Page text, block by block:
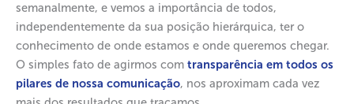
semanalmente, e vemos a importância de todos,
independentemente da sua posição hierárquica, ter o
conhecimento de onde estamos e onde queremos chegar.
O simples fato de agirmos com transparência em todos os
pilares de nossa comunicação, nos aproximam cada vez